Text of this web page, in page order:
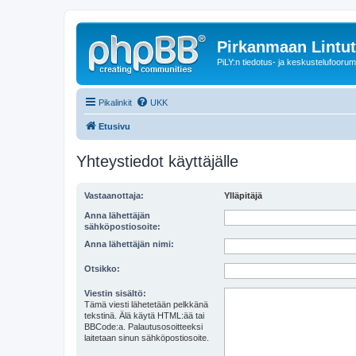
Pirkanmaan
PiLY:n tiedotus- ja
Pikalinkit UKK
Etusivu
Yhteystiedot käyttäjälle
Vastaanottaja: Ylläpitäjä
Anna lähettäjän
sähköpostiosoite:
Anna lähettäjän nimi:
Otsikko:
Viestin sisältö:
Tämä viesti lähetetään pelkkänä
tekstinä. Älä käytä HTML:ää tai
BBCode:a. Palautusosoitteeksi
laitetaan sinun sähköpostiosoite.